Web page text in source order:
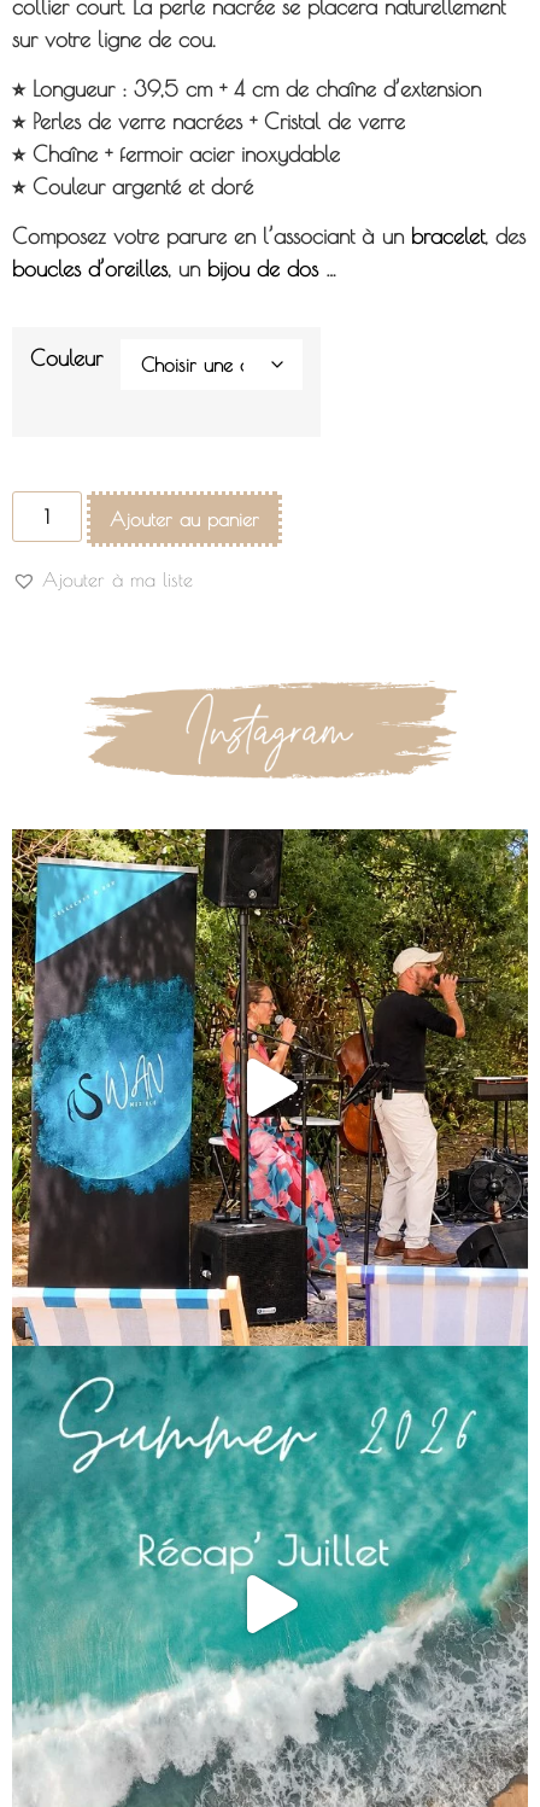
collier court. La perle nacrée se placera naturellement
sur votre ligne de cou.
⭐︎ Longueur : 39,5 cm + 4 cm de chaîne d’extension
⭐︎ Perles de verre nacrées + Cristal de verre
⭐︎ Chaîne + fermoir acier inoxydable
⭐︎ Couleur argenté et doré
Composez votre parure en l’associant à un bracelet, des
boucles d’oreilles, un bijou de dos …
Couleur
Ajouter au panier
Ajouter à ma liste